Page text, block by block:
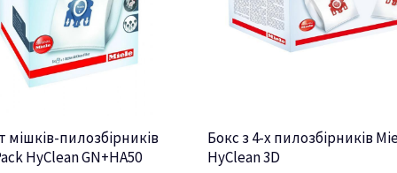
пилозбірників
HyClean GN+HA50
Бокс з 4-х пилозбірників
HyClean 3D